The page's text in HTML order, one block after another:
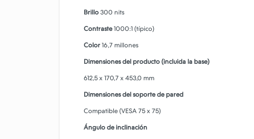
Brillo 300 nits
Contraste1000:1 (típico)
Color 16,7 millones
Dimensiones del producto (incluida la base)
612,5 x 170,7 x 453,0 mm
Dimensiones del soporte de pared
Compatible (VESA 75 x 75)
Ángulo de inclinación